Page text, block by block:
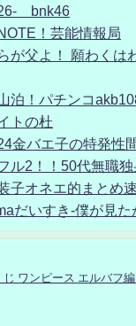
bnk46
！芸能情報局
が父よ！ 願わくは
泊！パチンコ
トの杜
金バエ子の特発性
ル2！！50代無職
子オネエ的まとめ
だいすき-僕が見た
じ ワンピース エルバフ